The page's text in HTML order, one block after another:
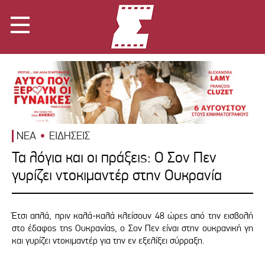
ΝΕΑ ΕΙΔΗΣΕΙΣ
Τα λόγια και οι πράξεις: Ο Σον Πεν
γυρίζει ντοκιμαντέρ στην Ουκρανία
Έτσι απλά, πριν καλά-καλά κλείσουν 48 ώρες από την εισβολή
στο έδαφος της Ουκρανίας, ο Σον Πεν είναι στην ουκρανική γη
και γυρίζει ντοκιμαντέρ για την εν εξελίξει σύρραξη.